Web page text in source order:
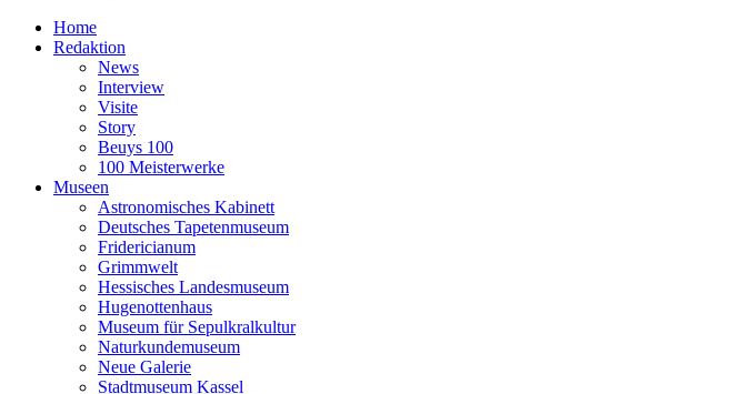
Home
Redaktion
News
Interview
Visite
Story
Beuys 100
100 Meisterwerke
Museen
Astronomisches Kabinett
Deutsches Tapetenmuseum
Fridericianum
Grimmwelt
Hessisches Landesmuseum
Hugenottenhaus
Museum für Sepulkralkultur
Naturkundemuseum
Neue Galerie
Stadtmuseum Kassel